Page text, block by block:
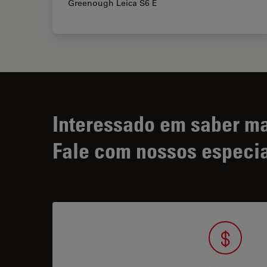
Greenough Leica S6 E
Interessado em saber
Fale com nossos